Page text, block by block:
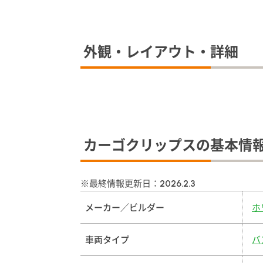
外観・レイアウト・詳細
カーゴクリップスの基本情
※最終情報更新日： 2026.2.3
メーカー／ビルダー
車両タイプ